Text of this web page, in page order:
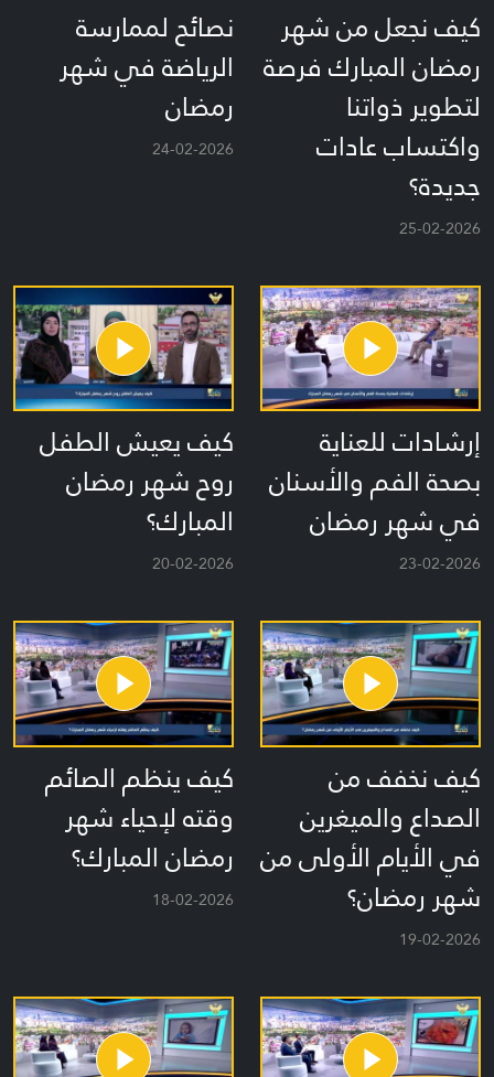
كيف نجعل من شهر
رمضان المبارك فرصة
لتطوير ذواتنا
واكتساب عادات
جديدة؟
25-02-2026
نصائح لممارسة
الرياضة في شهر
رمضان
24-02-2026
إرشادات للعناية
بصحة الفم والأسنان
في شهر رمضان
23-02-2026
كيف يعيش الطفل
روح شهر رمضان
المبارك؟
20-02-2026
كيف نخفف من
الصداع والميغرين
في الأيام الأولى من
شهر رمضان؟
19-02-2026
كيف ينظم الصائم
وقته لإحياء شهر
رمضان المبارك؟
18-02-2026